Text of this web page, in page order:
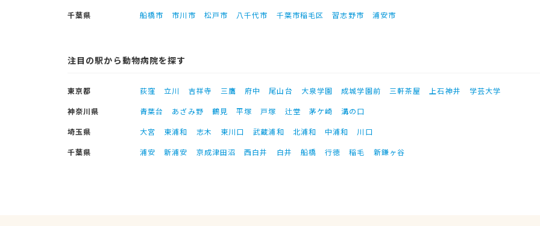
千葉県
船橋市 市川市 松戸市 八千代市 千葉市稲毛区 習志野市 浦安市
注目の駅から動物病院を探す
東京都 荻窪 立川 吉祥寺 三鷹 府中 尾山台 大泉学園 成城学園前 三軒茶屋 上石神井
学芸大学
神奈川県
青葉台 あざみ野 鶴見 平塚 戸塚 辻堂 茅ケ崎
溝の口
埼玉県
大宮 東浦和 志木 東川口 武蔵浦和 北浦和 中浦和
川口
千葉県
浦安 新浦安 京成津田沼 西白井 白井 船橋 行徳 稲毛 新鎌ヶ谷